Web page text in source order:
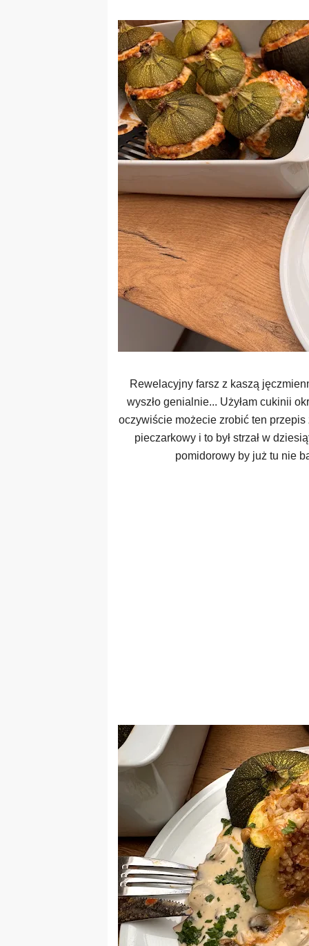
Rewelacyjny farsz z kaszą
wyszło genialnie... Użyłam cukinii
oczywiście możecie zrobić ten przepis
pieczarkowy i to był strzał w
pomidorowy by już tu nie